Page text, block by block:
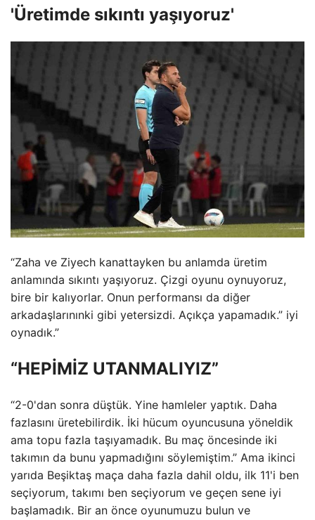
'Üretimde sıkıntı yaşıyoruz'
“Zaha ve Ziyech kanattayken bu anlamda üretim
anlamında sıkıntı yaşıyoruz. Çizgi oyunu oynuyoruz,
bire bir kalıyorlar. Onun performansı da diğer
arkadaşlarınınki gibi yetersizdi. Açıkça yapamadık.” iyi
oynadık.”
“HEPİMİZ UTANMALIYIZ”
“2-0'dan sonra düştük. Yine hamleler yaptık. Daha
fazlasını üretebilirdik. İki hücum oyuncusuna yöneldik
ama topu fazla taşıyamadık. Bu maç öncesinde iki
takımın da bunu yapmadığını söylemiştim.” Ama ikinci
yarıda Beşiktaş maça daha fazla dahil oldu, ilk 11'i ben
seçiyorum, takımı ben seçiyorum ve geçen sene iyi
başlamadık. Bir an önce oyunumuzu bulun ve